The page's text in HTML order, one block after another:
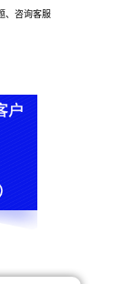
、咨询客服